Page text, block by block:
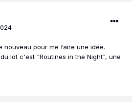
nouveau pour me faire une idée.
lot c'est "Routines in the Night", une